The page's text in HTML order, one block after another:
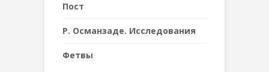
Пост
Р. Османзаде. Исследования
Фетвы